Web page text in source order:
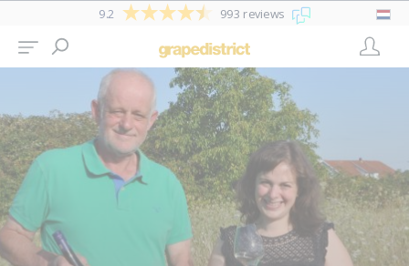
9.2 993 reviews